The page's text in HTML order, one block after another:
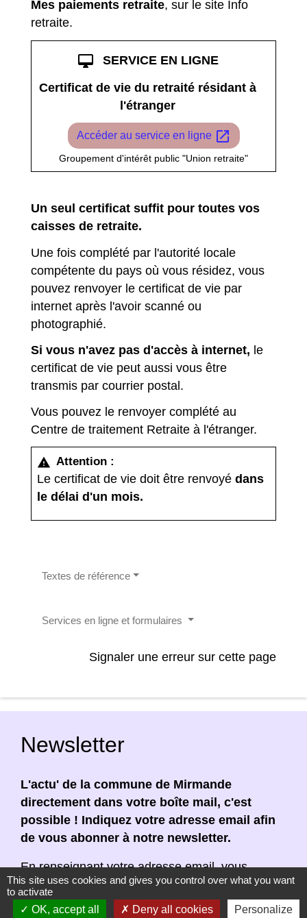
Mes paiements retraite, sur le site Info
retraite.
desktop_mac
SERVICE EN LIGNE
Certificat de vie du retraité résidant à
l'étranger
Accéder au service en ligne open_in_new
Groupement d'intérêt public "Union retraite"
Un seul certificat suffit pour toutes vos
caisses de retraite.
Une fois complété par l'autorité locale
compétente du pays où vous résidez, vous
pouvez renvoyer le certificat de vie par
internet après l'avoir scanné ou
photographié.
Si vous n'avez pas d'accès à internet, le
certificat de vie peut aussi vous être
transmis par courrier postal.
Vous pouvez le renvoyer complété au
Centre de traitement Retraite à l'étranger.
warning Attention :
Le certificat de vie doit être renvoyé dans
le délai d'un mois.
Textes de référence
Services en ligne et formulaires
Signaler une erreur sur cette page
Newsletter
L'actu' de la commune de Mirmande
directement dans votre boîte mail, c'est
possible ! Indiquez votre adresse email afin
de vous abonner à notre newsletter.
En renseignant votre adresse email, vous
acceptez de recevoir notre newsletter par
courrier électronique. Vous pouvez vous
This site uses cookies and gives you control over what you want
to activate
OK, accept all
Deny all cookies Personalize